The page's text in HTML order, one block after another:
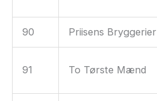
90 Priisens Bryggerier
91 To Tørste Mænd